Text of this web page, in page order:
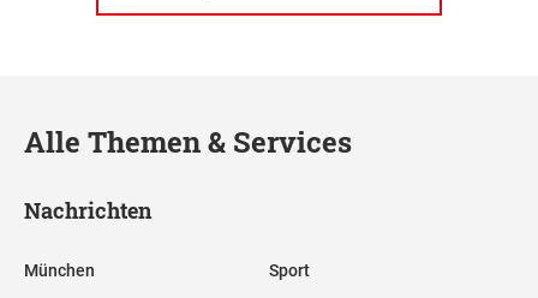
Alle Themen & Services
Nachrichten
München Sport